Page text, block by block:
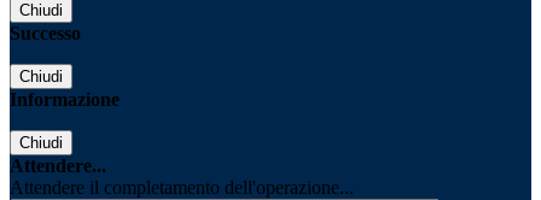
Chiudi
Successo
Chiudi
Informazione
Chiudi
Attendere...
Attendere il completamento dell'operazione...